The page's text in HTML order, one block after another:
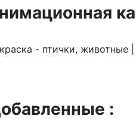
- птички, животные |
: